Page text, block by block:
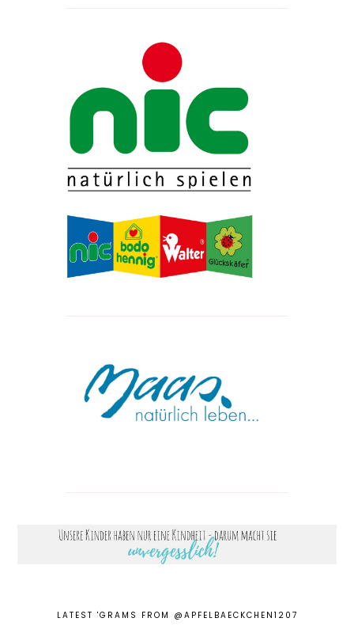
LATEST 'GRAMS FROM @APFELBAECKCHEN1207